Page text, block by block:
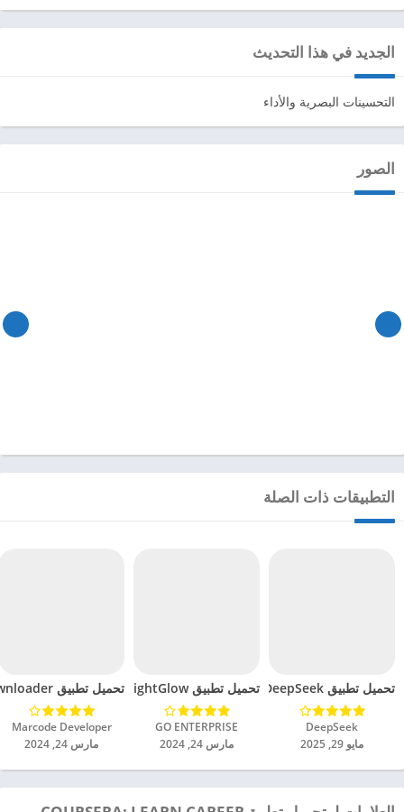
الجديد في هذا التحديث
التحسينات البصرية والأداء
الصور
التطبيقات ذات الصلة
تحميل تطبيق DeepSeek مهكر للاندرويد 2025
DeepSeek‏
مايو 29, 2025
تحميل تطبيق BrightGlow مهكر للاندرويد 2024
GO ENTERPRISE‏
مارس 24, 2024
تحميل تطبيق mp4 video downloader مهكر للاندرويد 2024
Marcode Developer‏
مارس 24, 2024